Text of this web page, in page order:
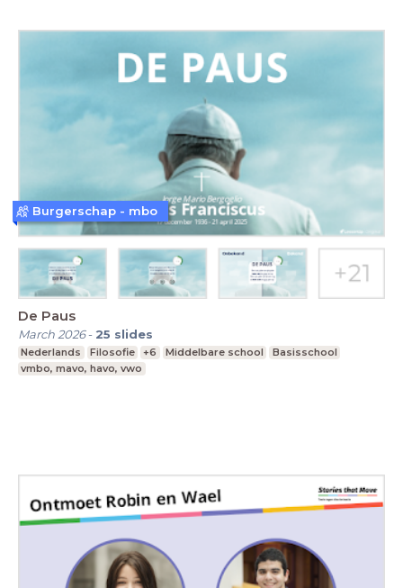
De Paus
March 2026- 25 slides
Nederlands Filosofie +6 Middelbare school
Basisschool
vmbo, mavo, havo, vwo
Burgerschap - mbo